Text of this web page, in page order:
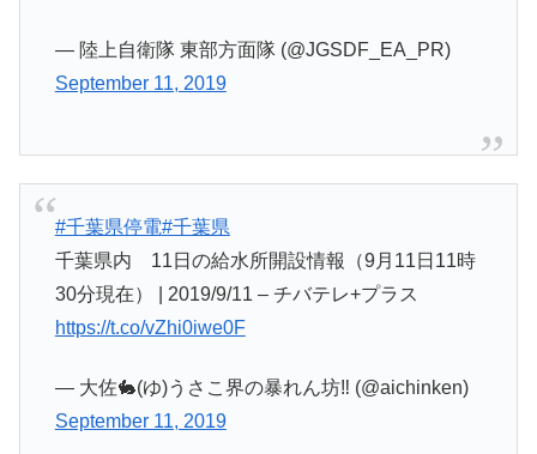
— 陸上自衛隊 東部方面隊 (@JGSDF_EA_PR)
September 11, 2019
#千葉県停電#千葉県
千葉県内 11日の給水所開設情報（9月11日11時
30分現在） | 2019/9/11 – チバテレ+プラス
https://t.co/vZhi0iwe0F
— 大佐🐇(ゆ)うさこ界の暴れん坊‼️ (@aichinken)
September 11, 2019